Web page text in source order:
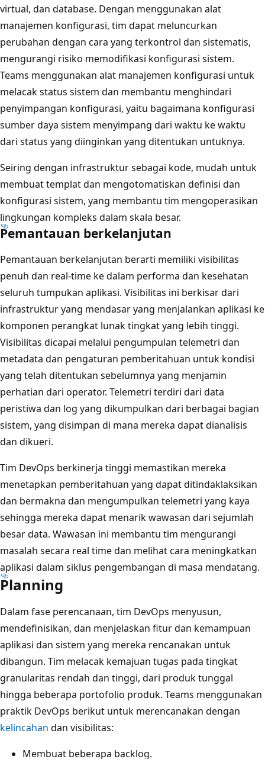
virtual, dan database. Dengan menggunakan alat
manajemen konfigurasi, tim dapat meluncurkan
perubahan dengan cara yang terkontrol dan sistematis,
mengurangi risiko memodifikasi konfigurasi sistem.
Teams menggunakan alat manajemen konfigurasi untuk
melacak status sistem dan membantu menghindari
penyimpangan konfigurasi, yaitu bagaimana konfigurasi
sumber daya sistem menyimpang dari waktu ke waktu
dari status yang diinginkan yang ditentukan untuknya.
Seiring dengan infrastruktur sebagai kode, mudah untuk
membuat templat dan mengotomatiskan definisi dan
konfigurasi sistem, yang membantu tim mengoperasikan
lingkungan kompleks dalam skala besar.
Pemantauan berkelanjutan
Pemantauan berkelanjutan berarti memiliki visibilitas
penuh dan real-time ke dalam performa dan kesehatan
seluruh tumpukan aplikasi. Visibilitas ini berkisar dari
infrastruktur yang mendasar yang menjalankan aplikasi ke
komponen perangkat lunak tingkat yang lebih tinggi.
Visibilitas dicapai melalui pengumpulan telemetri dan
metadata dan pengaturan pemberitahuan untuk kondisi
yang telah ditentukan sebelumnya yang menjamin
perhatian dari operator. Telemetri terdiri dari data
peristiwa dan log yang dikumpulkan dari berbagai bagian
sistem, yang disimpan di mana mereka dapat dianalisis
dan dikueri.
Tim DevOps berkinerja tinggi memastikan mereka
menetapkan pemberitahuan yang dapat ditindaklaksikan
dan bermakna dan mengumpulkan telemetri yang kaya
sehingga mereka dapat menarik wawasan dari sejumlah
besar data. Wawasan ini membantu tim mengurangi
masalah secara real time dan melihat cara meningkatkan
aplikasi dalam siklus pengembangan di masa mendatang.
Planning
Dalam fase perencanaan, tim DevOps menyusun,
mendefinisikan, dan menjelaskan fitur dan kemampuan
aplikasi dan sistem yang mereka rencanakan untuk
dibangun. Tim melacak kemajuan tugas pada tingkat
granularitas rendah dan tinggi, dari produk tunggal
hingga beberapa portofolio produk. Teams menggunakan
praktik DevOps berikut untuk merencanakan dengan
kelincahan dan visibilitas:
Membuat beberapa backlog.